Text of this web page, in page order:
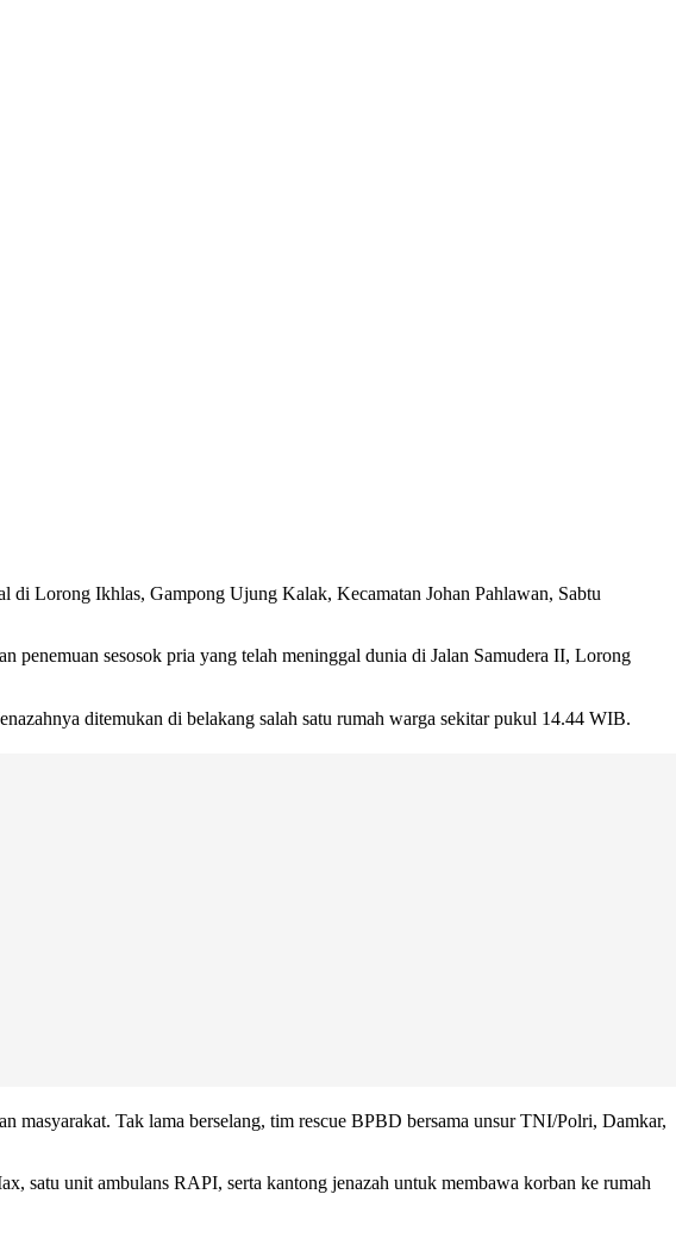
Lorong Ikhlas, Gampong Ujung Kalak, Kecamatan Johan Pahlawan, Sabtu
sesosok pria yang telah meninggal dunia di Jalan Samudera II, Lorong
ditemukan di belakang salah satu rumah warga sekitar pukul 14.44 WIB.
masyarakat. Tak lama berselang, tim rescue BPBD bersama unsur TNI/Polri, Damkar,
satu unit ambulans RAPI, serta kantong jenazah untuk membawa korban ke rumah